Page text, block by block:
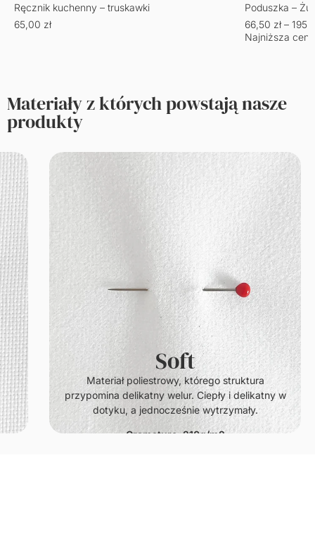
Ręcznik kuchenny – truskawki
65,00 zł
Poduszka –
66,50 zł –
Najniższa
Materiały z których powstają nasze
produkty
Soft
Materiał poliestrowy, którego struktura
przypomina delikatny welur. Ciepły i delikatny w
dotyku, a jednocześnie wytrzymały.
Gramatura: 210g/m2